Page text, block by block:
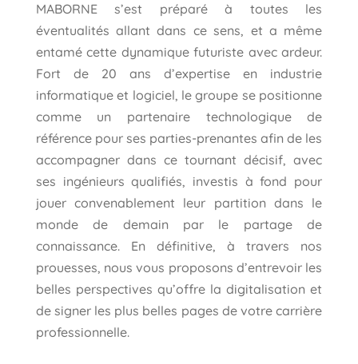
MABORNE s’est préparé à toutes les
éventualités allant dans ce sens, et a même
entamé cette dynamique futuriste avec ardeur.
Fort de 20 ans d’expertise en industrie
informatique et logiciel, le groupe se positionne
comme un partenaire technologique de
référence pour ses parties-prenantes afin de les
accompagner dans ce tournant décisif, avec
ses ingénieurs qualifiés, investis à fond pour
jouer convenablement leur partition dans le
monde de demain par le partage de
connaissance. En définitive, à travers nos
prouesses, nous vous proposons d’entrevoir les
belles perspectives qu’offre la digitalisation et
de signer les plus belles pages de votre carrière
professionnelle.